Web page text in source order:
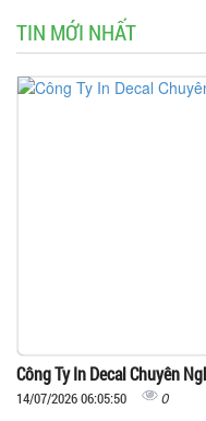
TIN MỚI NHẤT
Công Ty In Decal Chuyên
14/07/2026 06:05:50 0